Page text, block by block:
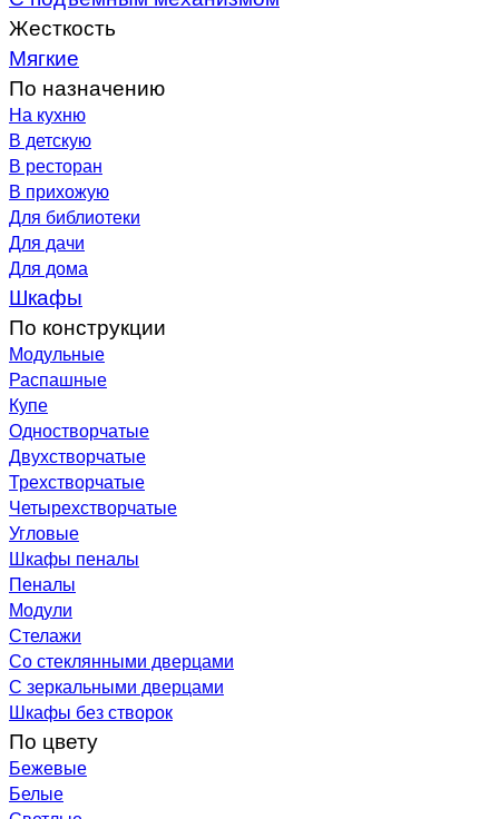
Жесткость
Мягкие
По назначению
На кухню
В детскую
В ресторан
В прихожую
Для библиотеки
Для дачи
Для дома
Шкафы
По конструкции
Модульные
Распашные
Купе
Одностворчатые
Двухстворчатые
Трехстворчатые
Четырехстворчатые
Угловые
Шкафы пеналы
Пеналы
Модули
Стелажи
Со стеклянными дверцами
С зеркальными дверцами
Шкафы без створок
По цвету
Бежевые
Белые